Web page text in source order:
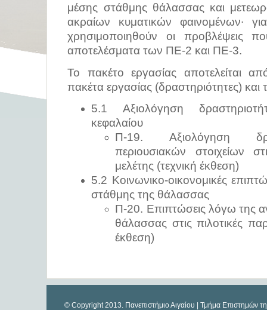
μέσης στάθμης θάλασσας και
ακραίων κυματικών φαινομένων∙
χρησιμοποιηθούν οι προβλέψεις
αποτελέσματα των ΠΕ-2 και ΠΕ-3.
Το πακέτο εργασίας αποτελείται
πακέτα εργασίας (δραστηριότητες)
5.1 Αξιολόγηση
κεφαλαίου
Π-19. Αξιολόγηση
περιουσιακών στοιχείων
μελέτης (τεχνική έκθεση)
5.2 Κοινωνικο-οικονομικές
στάθμης της θάλασσας
Π-20. Επιπτώσεις λόγω της
θάλασσας στις πιλοτικές
έκθεση)
© Copyright 2013. Πανεπιστήμιο Αιγαίου | Τμήμα Επιστημών